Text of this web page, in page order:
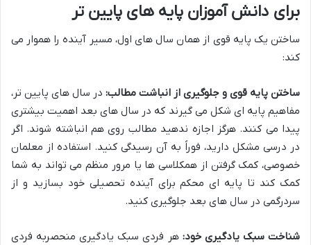
برای دانش آموزان پایه های پایین تر
ساختن یک پایه قوی از همان سال های اول، مسیر آینده را هموار می
کند:
ساختن پایه قوی و جلوگیری از انباشت مطالب: در سال های پایین تر،
مفاهیم پایه ای شکل می گیرند که در سال های بعد اهمیت بیشتری
پیدا می کنند. هرگز اجازه ندهید مطالب روی هم انباشته شوند. اگر
در درسی مشکل دارید، فوراً به آن رسیدگی کنید. استفاده از معلمان
خصوصی، کمک گرفتن از همکلاسی ها یا مرور منظم می تواند به شما
کمک کند تا پایه ای محکم برای آینده تحصیلی خود بسازید و از
سردرگمی در سال های بعد جلوگیری کنید.
شناخت سبک یادگیری خود: هر فردی سبک یادگیری منحصربه فردی